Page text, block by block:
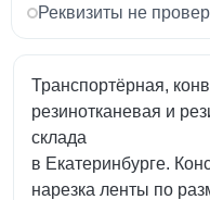
Реквизиты не
Транспортёрная,
резинотканевая и
склада
в Екатеринбурге.
нарезка ленты по